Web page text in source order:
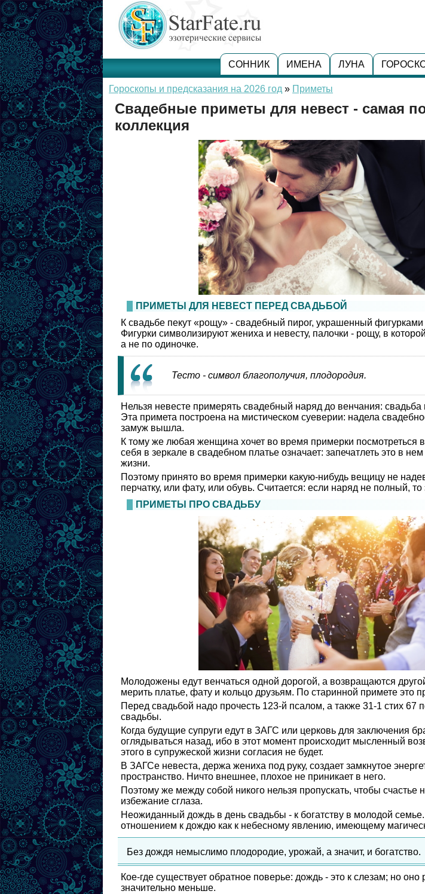
СОННИК ИМЕНА ЛУНА
Гороскопы и предсказания на 2026 год » Приметы
Свадебные приметы для невест - самая
коллекция
ПРИМЕТЫ ДЛЯ НЕВЕСТ ПЕРЕД СВАДЬБОЙ
К свадьбе пекут «рощу» - свадебный пирог, украшенный фигурками
Фигурки символизируют жениха и невесту, палочки - рощу, в
а не по одиночке.
Тесто - символ благополучия, плодородия.
Нельзя невесте примерять свадебный наряд до венчания: свадьба
Эта примета построена на мистическом суеверии: надела
замуж вышла.
К тому же любая женщина хочет во время примерки посмотреться в
себя в зеркале в свадебном платье означает: запечатлеть это в
жизни.
Поэтому принято во время примерки какую-нибудь вещицу не
перчатку, или фату, или обувь. Считается: если наряд не полный,
ПРИМЕТЫ ПРО СВАДЬБУ
Молодожены едут венчаться одной дорогой, а возвращаются
мерить платье, фату и кольцо друзьям. По старинной примете это
Перед свадьбой надо прочесть 123-й псалом, а также 31-1 стих 67
свадьбы.
Когда будущие супруги едут в ЗАГС или церковь для заключения
оглядываться назад, ибо в этот момент происходит мысленный
этого в супружеской жизни согласия не будет.
В ЗАГСе невеста, держа жениха под руку, создает замкнутое
пространство. Ничто внешнее, плохое не приникает в него.
Поэтому же между собой никого нельзя пропускать, чтобы
избежание сглаза.
Неожиданный дождь в день свадьбы - к богатству в молодой
отношением к дождю как к небесному явлению, имеющему
Без дождя немыслимо плодородие, урожай, а значит, и богатство.
Кое-где существует обратное поверье: дождь - это к слезам; но оно
значительно меньше.